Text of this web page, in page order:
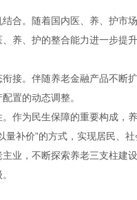
。随着国内医、养、护市场
养、护的整合能力进一步提
。伴随养老金融产品不断
置的动态调整。
为民生保障的重要构成，
量补价”的方式，实现居民、
，不断探索养老三支柱建